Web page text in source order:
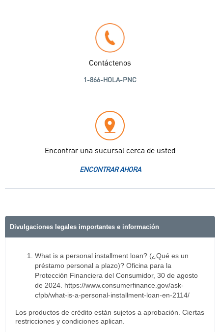
Contáctenos
1-866-HOLA-PNC
Encontrar una sucursal cerca de usted
ENCONTRAR AHORA
Divulgaciones legales importantes e información
What is a personal installment loan? (¿Qué es un
préstamo personal a plazo)? Oficina para la
Protección Financiera del Consumidor, 30 de agosto
de 2024. https://www.consumerfinance.gov/ask-
cfpb/what-is-a-personal-installment-loan-en-2114/
Los productos de crédito están sujetos a aprobación. Ciertas
restricciones y condiciones aplican.